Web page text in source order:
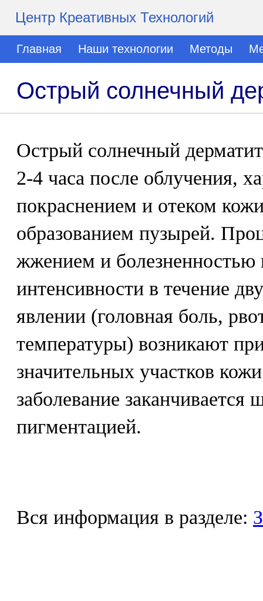
Центр Креативных Технологий
Главная Наши технологии Методы
Острый солнечный
Острый солнечный
2-4 часа после облучения,
покраснением и отеком
образованием пузырей.
жжением и болезненностью
интенсивности в течение
явлении (головная боль,
температуры) возникают
значительных участков
заболевание
пигментацией.
Вся информация в разделе: